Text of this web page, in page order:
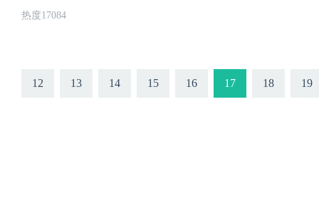
热度17084
12 13 14 15 16 17 18 19